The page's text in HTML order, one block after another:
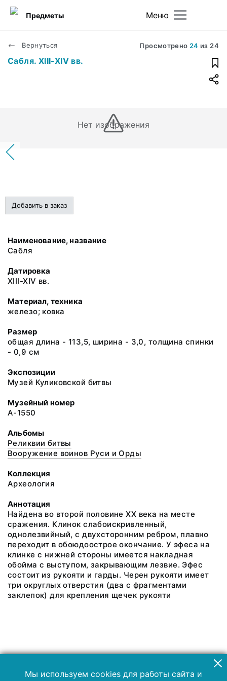
Меню
Предметы
Вернуться Просмотрено 24 из 24
Сабля. XIII-XIV вв.
Нет изображения
Добавить в заказ
Наименование, название
Сабля
Датировка
XIII-XIV вв.
Материал, техника
железо; ковка
Размер
общая длина - 113,5, ширина - 3,0, толщина спинки
- 0,9 см
Экспозиции
Музей Куликовской битвы
Музейный номер
А-1550
Альбомы
Реликвии битвы
Вооружение воинов Руси и Орды
Коллекция
Археология
Аннотация
Найдена во второй половине XX века на месте
сражения. Клинок слабоискривленный,
однолезвийный, с двухсторонним ребром, плавно
переходит в обоюдоострое окончание. У эфеса на
клинке с нижней стороны имеется накладная
обойма с выступом, закрывающим лезвие. Эфес
состоит из рукояти и гарды. Черен рукояти имеет
три округлых отверстия (два с фрагментами
заклепок) для крепления щечек рукояти
Мы используем cookies для работы сайта и